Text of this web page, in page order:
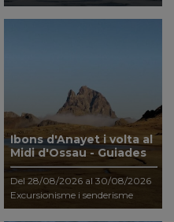
Ibons d'Anayet i volta al
Midi d'Ossau - Guiades
Del 28/08/2026 al 30/08/2026
Excursionisme i senderisme